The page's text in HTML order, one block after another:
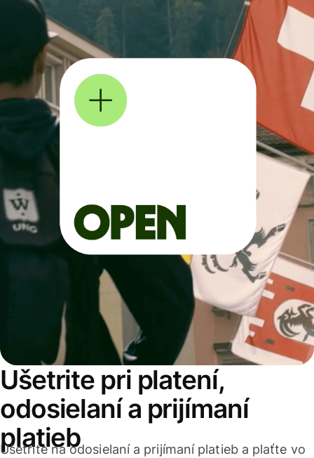
Ušetrite pri platení,
odosielaní a prijímaní
platieb
Ušetrite na odosielaní a prijímaní platieb a plaťte vo